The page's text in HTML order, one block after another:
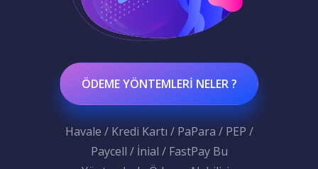
ÖDEME YÖNTEMLERI NELER ?
Havale / Kredi Kartı / PaPara / PEP /
Paycell / İnial / FastPay Bu